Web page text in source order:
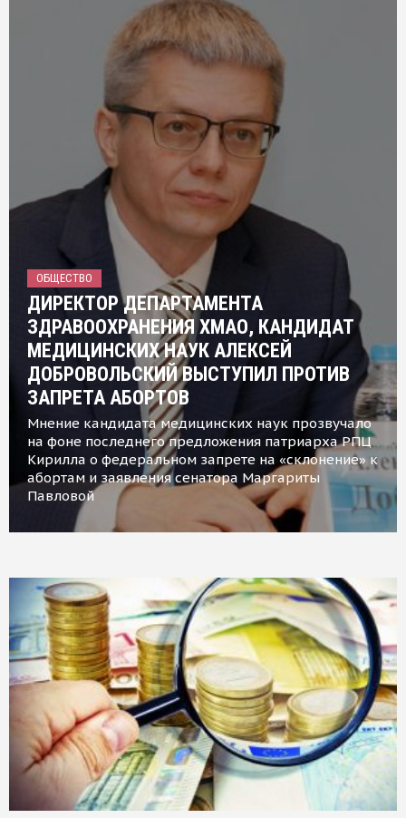
ОБЩЕСТВО
ДИРЕКТОР ДЕПАРТАМЕНТА
ЗДРАВООХРАНЕНИЯ ХМАО, КАНДИДАТ
МЕДИЦИНСКИХ НАУК АЛЕКСЕЙ
ДОБРОВОЛЬСКИЙ ВЫСТУПИЛ ПРОТИВ
ЗАПРЕТА АБОРТОВ
Мнение кандидата медицинских наук прозвучало
на фоне последнего предложения патриарха РПЦ
Кирилла о федеральном запрете на «склонение» к
абортам и заявления сенатора Маргариты
Павловой